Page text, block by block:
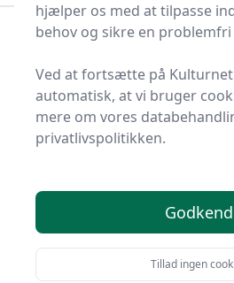
Bolig og indretning
Skoskabe -
Velkommen til denne
univers.
Uanset om du søger et
eller blot er nysgerrig efter de
findes inden for opbevaring af
hjælper os med at tilpasse
behov og sikre en
Ved at fortsætte på
automatisk, at vi bruger
mere om vores
privatlivspolitikken.
Godkend
Tillad ingen